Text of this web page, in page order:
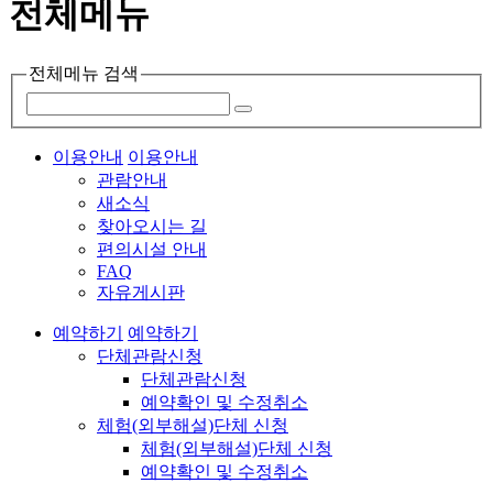
전체메뉴
전체메뉴 검색
이용안내 이용안내
관람안내
새소식
찾아오시는 길
편의시설 안내
FAQ
자유게시판
예약하기
예약하기
단체관람신청
단체관람신청
예약확인 및 수정취소
체험(외부해설)단체 신청
체험(외부해설)단체 신청
예약확인 및 수정취소